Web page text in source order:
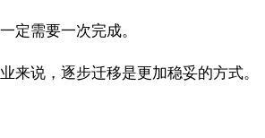
定需要一次完成。
来说，逐步迁移是更加稳妥的方式。